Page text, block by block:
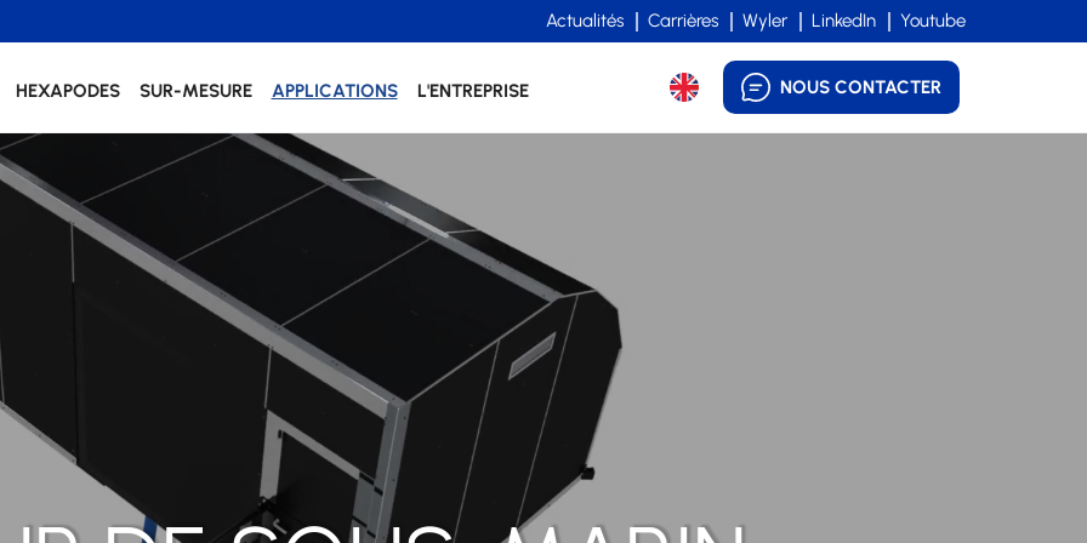
Actualités Carrières Wyler LinkedIn Youtube
HEXAPODES SUR-MESURE APPLICATIONS L'ENTREPRISE NOUS CONTACTER